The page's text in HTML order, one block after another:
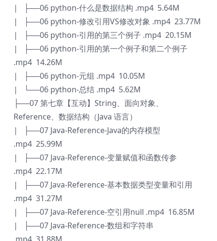
| ├──06 python-什么是数据结构 .mp4 5.64M
| ├──06 python-修改引用VS修改对象 .mp4 23.77M
| ├──06 python-引用的第三个例子 .mp4 20.15M
| ├──06 python-引用的第一个例子和第二个例子
.mp4 14.26M
| ├──06 python-元组 .mp4 10.05M
| └──06 python-总结 .mp4 5.62M
├──07 第七章【互动】String、面向对象、
Reference、数据结构（Java 语言）
| ├──07 Java-Reference-Java的内存模型
.mp4 25.99M
| ├──07 Java-Reference-变量赋值和函数传参
.mp4 22.17M
| ├──07 Java-Reference-基本数据类型变量和引用
.mp4 31.27M
| ├──07 Java-Reference-空引用null .mp4 16.85M
| ├──07 Java-Reference-数组和字符串